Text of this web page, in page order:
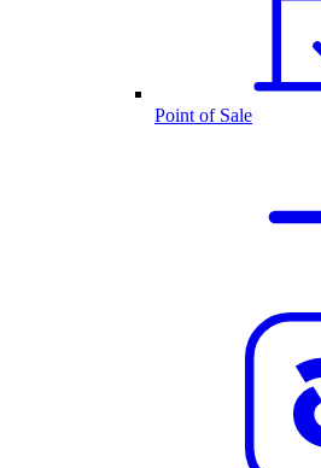
Point of Sale